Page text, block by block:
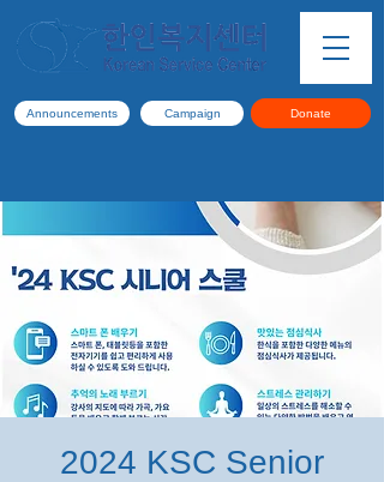
Announcements Campaign Donate
2024 KSC Senior